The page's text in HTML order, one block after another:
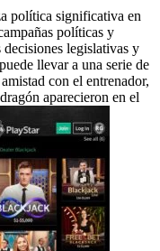
política significativa en
políticas y
legislativas y
llevar a una serie de
con el entrenador,
aparecieron en el